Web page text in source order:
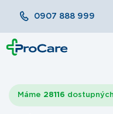
0907 888 999
Máme 28116